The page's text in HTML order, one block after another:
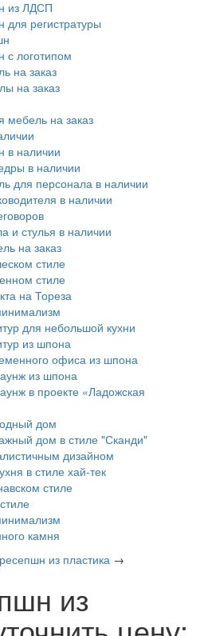
из ЛДСП
для регистратуры
с логотипом
на заказ
на заказ
мебель на заказ
в наличии
в наличии
для персонала в наличии
в наличии
и стулья в наличии
на заказ
стиле
стиле
на Тореза
для небольшой кухни
из шпона
офиса из шпона
из шпона
в проекте «Ладожская
дом
дом в стиле "Сканди"
дизайном
в стиле хай-тек
стиле
камня
из пластика →
из